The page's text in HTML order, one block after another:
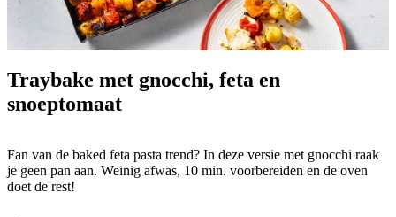
Traybake met gnocchi, feta en
snoeptomaat
Fan van de baked feta pasta trend? In deze versie met gnocchi raak
je geen pan aan. Weinig afwas, 10 min. voorbereiden en de oven
doet de rest!